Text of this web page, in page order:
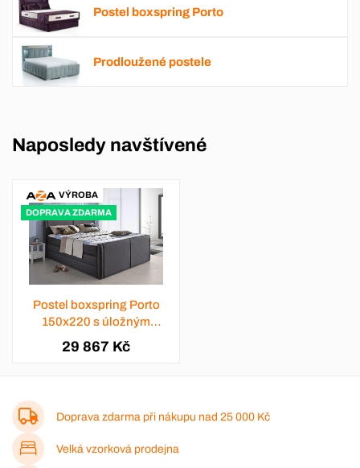
Postel boxspring Porto
Prodloužené postele
Naposledy navštívené
VÝROBA
DOPRAVA ZDARMA
Postel boxspring Porto
150x220 s úložným
prostorem - výběr barev
29 867 Kč
Doprava zdarma při nákupu nad 25 000 Kč
Velká vzorková prodejna